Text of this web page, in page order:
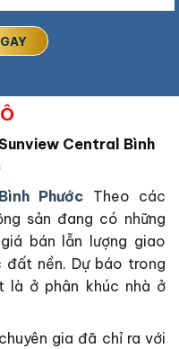
Central Bình
Phước Theo các
sản đang có những
bán lẫn lượng giao
nền. Dự báo trong
ở phân khúc nhà ở
gia đã chỉ ra với